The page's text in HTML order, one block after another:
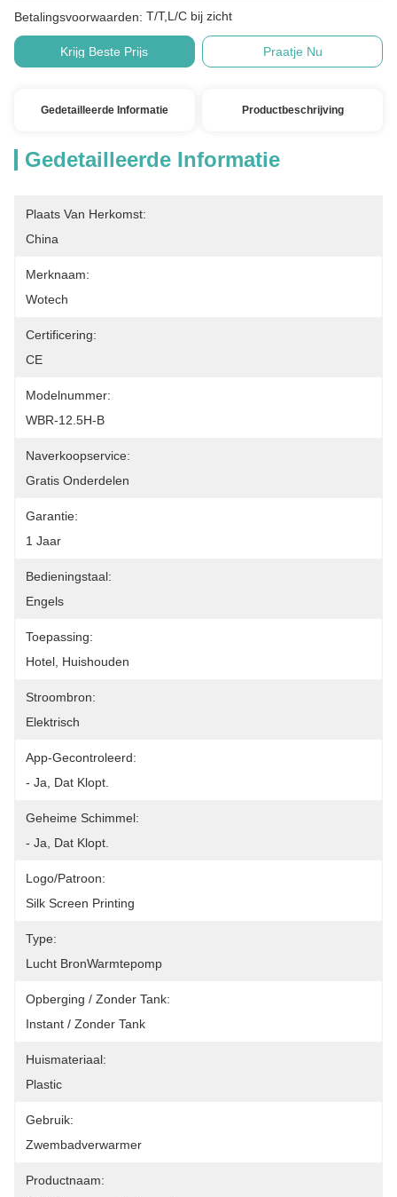
Betalingsvoorwaarden: T/T,L/C bij zicht
Krijg Beste Prijs Praatje Nu
Gedetailleerde Informatie Productbeschrijving
Gedetailleerde Informatie
Plaats Van Herkomst:
China
Merknaam:
Wotech
Certificering:
CE
Modelnummer:
WBR-12.5H-B
Naverkoopservice:
Gratis Onderdelen
Garantie:
1 Jaar
Bedieningstaal:
Engels
Toepassing:
Hotel, Huishouden
Stroombron:
Elektrisch
App-Gecontroleerd:
- Ja, Dat Klopt.
Geheime Schimmel:
- Ja, Dat Klopt.
Logo/patroon:
Silk Screen Printing
Type:
Lucht BronWarmtepomp
Opberging / Zonder Tank:
Instant / Zonder Tank
Huismateriaal:
Plastic
Gebruik:
Zwembadverwarmer
Productnaam: